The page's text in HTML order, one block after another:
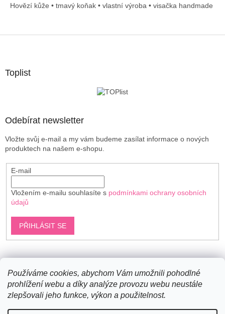
Používáme cookies, abychom Vám umožnili pohodlné
prohlížení webu a díky analýze provozu webu neustále
zlepšovali jeho funkce, výkon a použitelnost.
Hovězí kůže • tmavý koňak • vlastní výroba • visačka handmade
Toplist
Odebírat newsletter
Vložte svůj e-mail a my vám budeme zasílat informace o nových
produktech na našem e-shopu.
E-mail
Vložením e-mailu souhlasíte s podmínkami ochrany osobních
údajů
PŘIHLÁSIT SE